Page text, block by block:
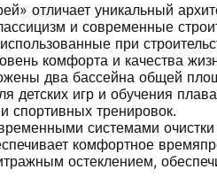
отличает уникальный
и современные
при
комфорта и качества
два бассейна общей
детских игр и обучения
спортивных тренировок.
системами
комфортное
остеклением,